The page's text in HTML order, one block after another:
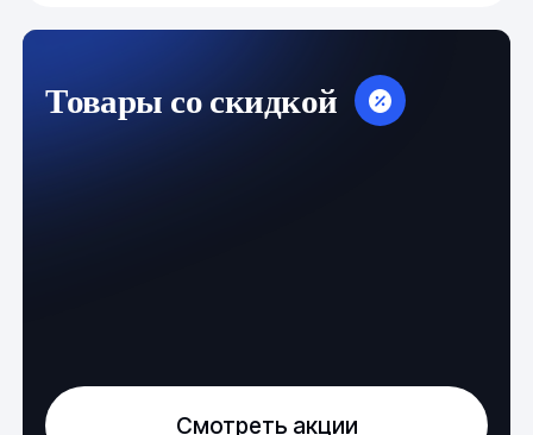
Товары со скидкой
Смотреть акции